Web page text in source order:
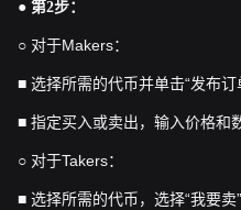
● 第2步：
○ 对于Makers：
■ 选择所需的代币并单击“发布订
■ 指定买入或卖出，输入价格和
○ 对于Takers：
■ 选择所需的代币，选择“我要